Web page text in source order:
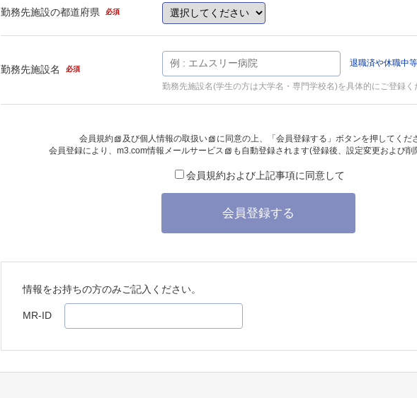
勤務先施設の都道府県 必須
勤務先施設名 必須
退職済や休職中
勤務先施設名(学生の方は大学名・専門学校名)を具体的にご登録く
会員規約 及び個人情報の取扱い
に同意の上、「会員登録する」ボタンを押してくだ
会員登録により、 m3.com情報メールサービス も自動登録されます(登録後、設定変更および
会員規約および上記事項に同意して
会員登録する
情報をお持ちの方のみご記入ください。
MR-ID